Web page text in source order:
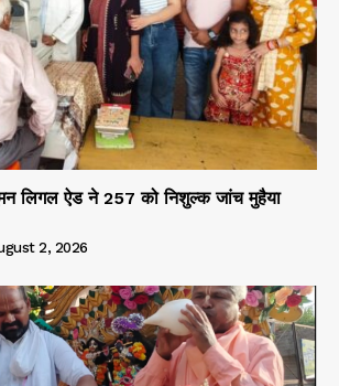
लिगल ऐड ने 257 को निशुल्क जांच मुहैया
2, 2026